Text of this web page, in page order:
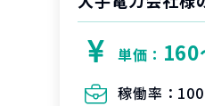
単価：
稼働率：